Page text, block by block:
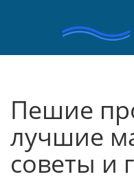
Пешие
лучшие
советы и